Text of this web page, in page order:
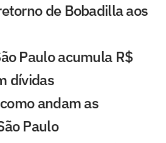
de Bobadilla aos
Paulo acumula R$
dívidas
andam as
Paulo